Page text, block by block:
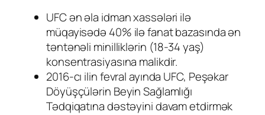
UFC ən əla idman xassələri ilə
müqayisədə 40% ilə fanat bazasında ən
təntənəli minilliklərin (18-34 yaş)
konsentrasiyasına malikdir.
2016-cı ilin fevral ayında UFC, Peşəkar
Döyüşçülərin Beyin Sağlamlığı
Tədqiqatına dəstəyini davam etdirmək